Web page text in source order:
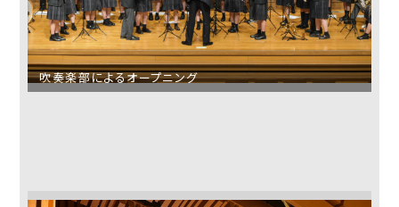
吹奏楽部によるオープニング